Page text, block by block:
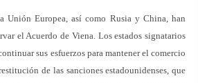
Unión Europea, así como Rusia y China, han
el Acuerdo de Viena. Los estados signatarios
sus esfuerzos para mantener el comercio
de las sanciones estadounidenses, que